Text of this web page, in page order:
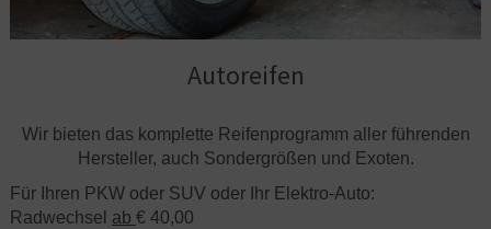
Autoreifen
Wir bieten das komplette Reifenprogramm aller führenden
Hersteller, auch Sondergrößen und Exoten.
Für Ihren PKW oder SUV oder Ihr Elektro-Auto:
Radwechsel ab € 40,00